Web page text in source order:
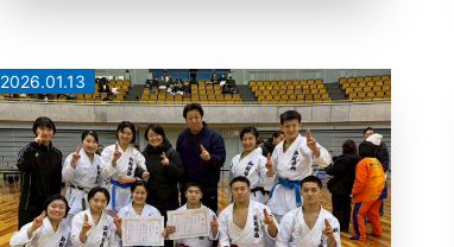
2026.01.13